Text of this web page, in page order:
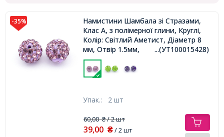
-35%
Намистини Шамбала зі Стразами,
Клас А, з полімерної глини, Круглі,
Колір: Світлий Аметист, Діаметр 8
мм, Отвір 1.5мм,
...(УТ100015428)
Упак.: 2 шт
60,00₴/ 2 шт
39,00 ₴/ 2 шт